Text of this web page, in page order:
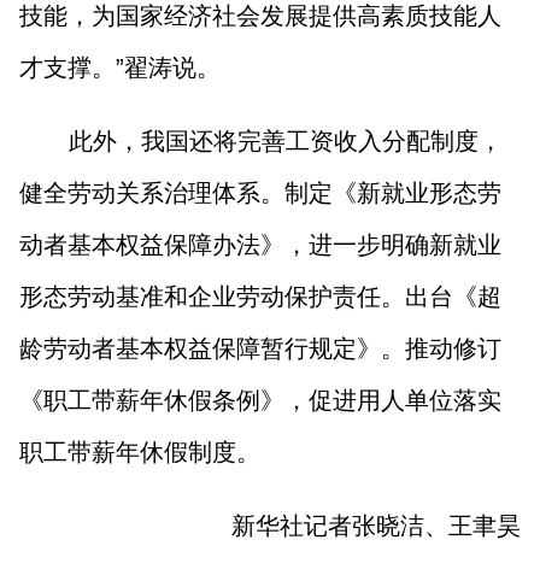
技能，为国家经济社会发展提供高素质技能人
才支撑。”翟涛说。
此外，我国还将完善工资收入分配制度，
健全劳动关系治理体系。制定《新就业形态劳
动者基本权益保障办法》，进一步明确新就业
形态劳动基准和企业劳动保护责任。出台《超
龄劳动者基本权益保障暂行规定》。推动修订
《职工带薪年休假条例》，促进用人单位落实
职工带薪年休假制度。
新华社记者张晓洁、王聿昊